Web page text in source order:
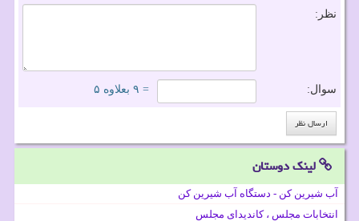
نظر:
سوال: = ۹ بعلاوه ۵
لینک دوستان
آب شیرین کن - دستگاه آب شیرین کن
انتخابات مجلس ، کاندیدای مجلس